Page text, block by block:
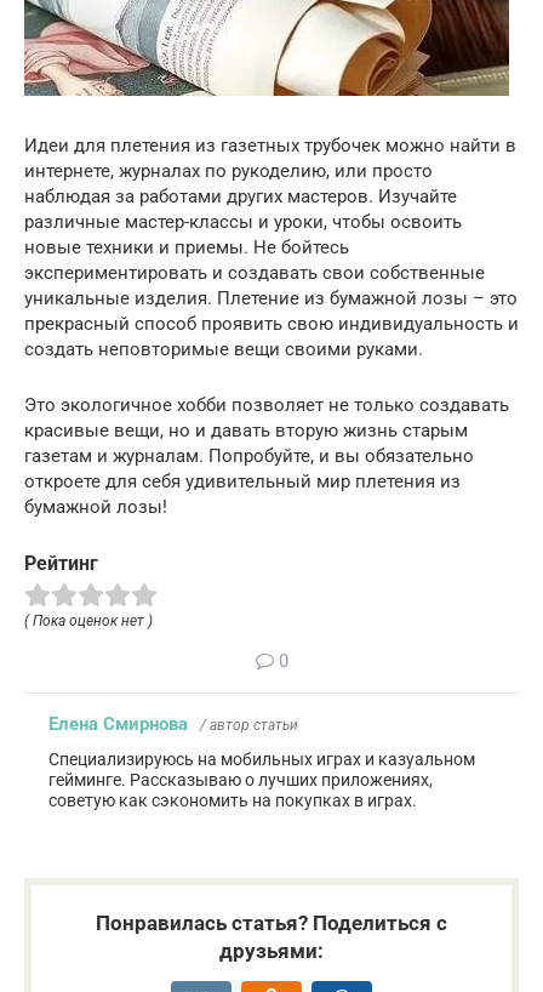
Идеи для плетения из газетных трубочек можно найти в
интернете, журналах по рукоделию, или просто
наблюдая за работами других мастеров. Изучайте
различные мастер-классы и уроки, чтобы освоить
новые техники и приемы. Не бойтесь
экспериментировать и создавать свои собственные
уникальные изделия. Плетение из бумажной лозы – это
прекрасный способ проявить свою индивидуальность и
создать неповторимые вещи своими руками.
Это экологичное хобби позволяет не только создавать
красивые вещи, но и давать вторую жизнь старым
газетам и журналам. Попробуйте, и вы обязательно
откроете для себя удивительный мир плетения из
бумажной лозы!
Рейтинг
( Пока оценок нет )
0
Елена Смирнова / автор статьи
Специализируюсь на мобильных играх и казуальном
гейминге. Рассказываю о лучших приложениях,
советую как сэкономить на покупках в играх.
Понравилась статья? Поделиться с
друзьями: